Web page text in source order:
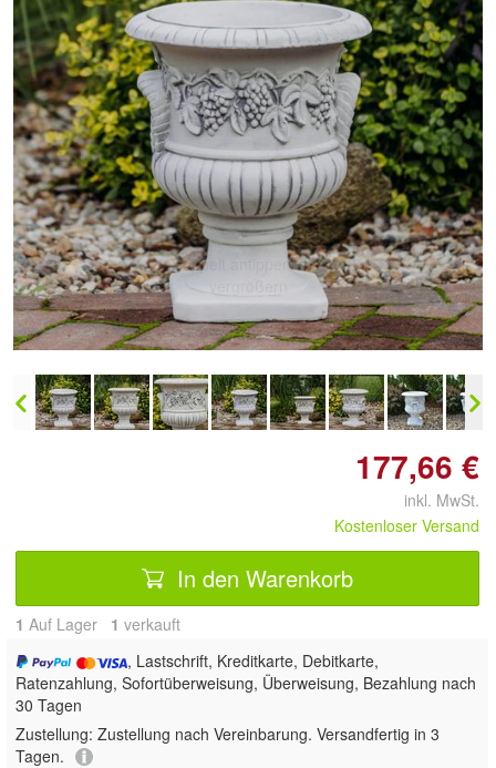
Doppelt antippen zum
177,66 €
inkl. MwSt.
Kostenloser Versand
In den Warenkorb
1 Auf Lager 1 verkauft
, Lastschrift, Kreditkarte, Debitkarte,
Ratenzahlung, Sofortüberweisung, Überweisung, Bezahlung nach
30 Tagen
Zustellung: Zustellung nach Vereinbarung. Versandfertig in 3
Tagen.